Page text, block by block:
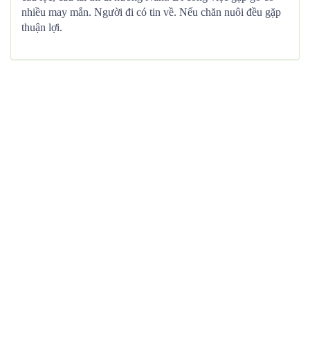
nhiều may mắn. Người đi có tin về. Nếu chăn nuôi đều gặp
thuận lợi.